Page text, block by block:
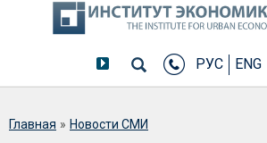
РУС ENG
Вы здесь
Главная » Новости СМИ